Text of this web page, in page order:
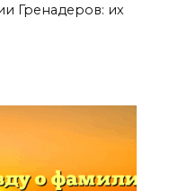
Гренадеров: их